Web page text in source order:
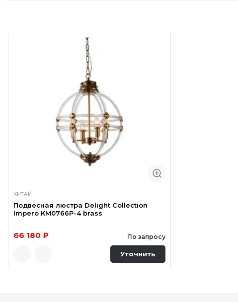
КИТАЙ
Подвесная люстра Delight Collection
Impero KM0766P-4 brass
66 180 ₽ По запросу
Уточнить